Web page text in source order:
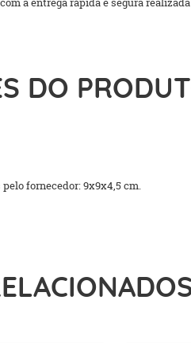
DO
fornecedor: 9x9x4,5 cm.